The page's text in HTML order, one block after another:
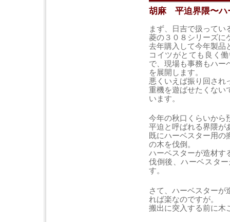
胡麻 平迫界隈〜ハ
まず、日吉で扱って
菱の３０８シリーズに
去年購入して今年製品
コイツがとても良く
で、現場も事務もハー
を展開します。
悪くいえば振り回され
重機を遊ばせたくない
います。
今年の秋口くらいから
平迫と呼ばれる界隈が
既にハーベスター用の
の木を伐倒。
ハーベスターが造材す
伐倒後、ハーベスタ
す。
さて、ハーベスターが
れば楽なのですが。
搬出に突入する前に木